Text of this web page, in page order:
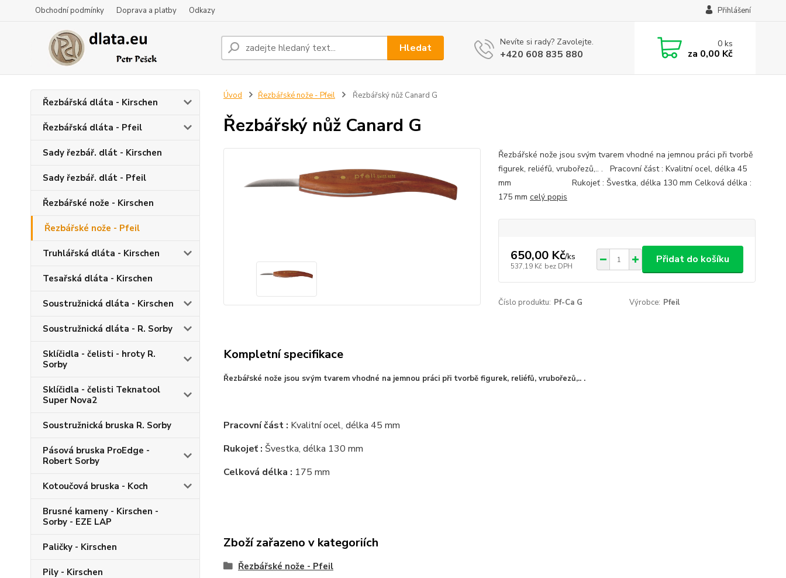
Obchodní podmínky Doprava a platby Odkazy Přihlášení
Hledat Nevíte si rady? Zavolejte.
+420 608 835 880
0ks
za 0,00 Kč
Řezbářská dláta - Kirschen
Řezbářská dláta - Pfeil
Sady řezbář. dlát - Kirschen
Sady řezbář. dlát - Pfeil
Řezbářské nože - Kirschen
Řezbářské nože - Pfeil
Truhlářská dláta - Kirschen
Tesařská dláta - Kirschen
Soustružnická dláta - Kirschen
Soustružnická dláta - R. Sorby
Sklíčidla - čelisti - hroty R.
Sorby
Sklíčidla - čelisti Teknatool
Super Nova2
Soustružnická bruska R. Sorby
Pásová bruska ProEdge -
Robert Sorby
Kotoučová bruska - Koch
Brusné kameny - Kirschen -
Sorby - EZE LAP
Paličky - Kirschen
Pily - Kirschen
Úvod Řezbářské nože - Pfeil Řezbářský nůž Canard G
Řezbářský nůž Canard G
Řezbářské nože jsou svým tvarem vhodné na jemnou práci při tvorbě
figurek, reliéfů, vrubořezů,.. . Pracovní část : Kvalitní ocel, délka 45
mm Rukojeť : Švestka, délka 130 mm Celková délka :
175 mm celý popis
650,00 Kč/ks
537,19 Kč bez DPH
Přidat do košíku
Číslo produktu: Pf-Ca G Výrobce: Pfeil
Kompletní specifikace
Řezbářské nože jsou svým tvarem vhodné na jemnou práci při tvorbě figurek, reliéfů, vrubořezů,.. .
Pracovní část : Kvalitní ocel délka 45 mm
Rukojeť : Švestka, délka 130 mm
Celková délka : 175 mm
Zboží zařazeno v kategoriích
Řezbářské nože - Pfeil